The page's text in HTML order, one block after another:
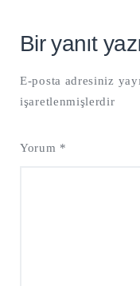
Bir yanıt
E-posta adresiniz
işaretlenmişlerdir
Yorum *